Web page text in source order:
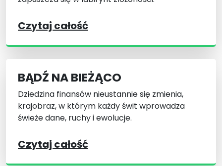
Czytaj całość
BĄDŹ NA BIEŻĄCO
Dziedzina finansów nieustannie się zmienia,
krajobraz, w którym każdy świt wprowadza
świeże dane, ruchy i ewolucje.
Czytaj całość